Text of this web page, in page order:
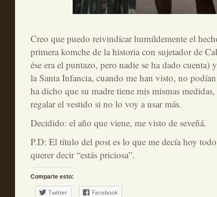
Creo que puedo reivindicar humildemente el
primera komche de la historia con sujetador de
ése era el puntazo, pero nadie se ha dado cuenta)
la Santa Infancia, cuando me han visto, no
ha dicho que su madre tiene mis mismas
regalar el vestido si no lo voy a usar más.
Decidido: el año que viene, me visto de seveñá.
P.D: El título del post es lo que me decía hoy
querer decir “estás priciosa”.
Comparte esto:
Twitter Facebook